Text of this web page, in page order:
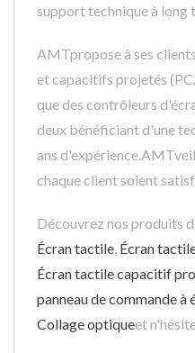
support technique à long
AMTpropose à ses
et capacitifs projetés
que des contrôleurs
deux bénéficiant d'une
ans
chaque client soient
Découvrez nos produits
Écran tactile Écran
Écran tactile capacitif
panneau de commande à
Collage optiqueet